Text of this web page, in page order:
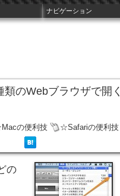
のWebブラウザで開く
の便利技 ☆Safariの便利技
の
ナビゲーション